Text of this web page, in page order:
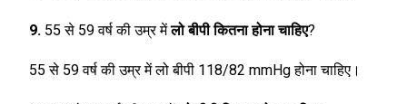
9. 55 से 59 वर्ष की उम्र मेंलो बीपी कितना होना चाहिए?
55 से 59 वर्ष की उम्र में लो बीपी 118/82 mmHg होना चाहिए।